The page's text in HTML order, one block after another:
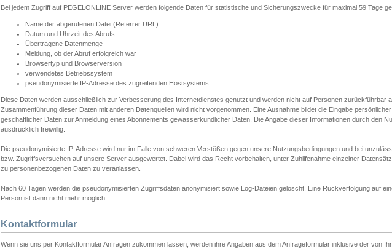
Bei jedem Zugriff auf PEGELONLINE Server werden folgende Daten für statistische und Sicherungszwecke für maximal 59 Tage
Name der abgerufenen Datei (Referrer URL)
Datum und Uhrzeit des Abrufs
Übertragene Datenmenge
Meldung, ob der Abruf erfolgreich war
Browsertyp und Browserversion
verwendetes Betriebssystem
pseudonymisierte IP-Adresse des zugreifenden Hostsystems
Diese Daten werden ausschließlich zur Verbesserung des Internetdienstes genutzt und werden nicht auf Personen zurückführbar
Zusammenführung dieser Daten mit anderen Datenquellen wird nicht vorgenommen. Eine Ausnahme bildet die Eingabe
geschäftlicher Daten zur Anmeldung eines Abonnements gewässerkundlicher Daten. Die Angabe dieser Informationen durch den
ausdrücklich freiwillig.
Die pseudonymisierte IP-Adresse wird nur im Falle von schweren Verstößen gegen unsere Nutzungsbedingungen und bei
bzw. Zugriffsversuchen auf unsere Server ausgewertet. Dabei wird das Recht vorbehalten, unter Zuhilfenahme einzelner
zu personenbezogenen Daten zu veranlassen.
Nach 60 Tagen werden die pseudonymisierten Zugriffsdaten anonymisiert sowie Log-Dateien gelöscht. Eine Rückverfolgung auf
Person ist dann nicht mehr möglich.
Kontaktformular
Wenn sie uns per Kontaktformular Anfragen zukommen lassen, werden ihre Angaben aus dem Anfrageformular inklusive der von